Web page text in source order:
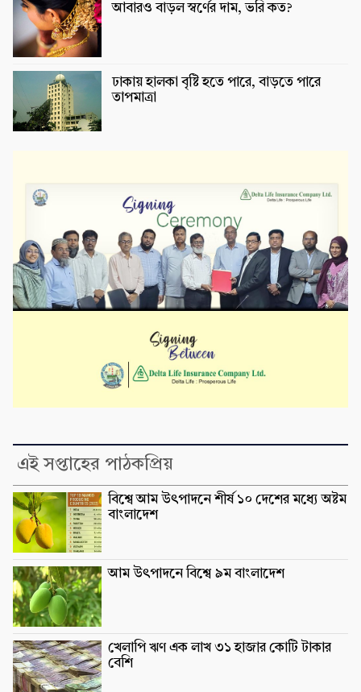
আবারও বাড়ল স্বর্ণের দাম, ভরি কত?
ঢাকায় হালকা বৃষ্টি হতে পারে, বাড়তে পারে
তাপমাত্রা
এই সপ্তাহের পাঠকপ্রিয়
বিশ্বে আম উৎপাদনে শীর্ষ ১০ দেশের মধ্যে অষ্টম
বাংলাদেশ
আম উৎপাদনে বিশ্বে ৯ম বাংলাদেশ
খেলাপি ঋণ এক লাখ ৩১ হাজার কোটি টাকার
বেশি